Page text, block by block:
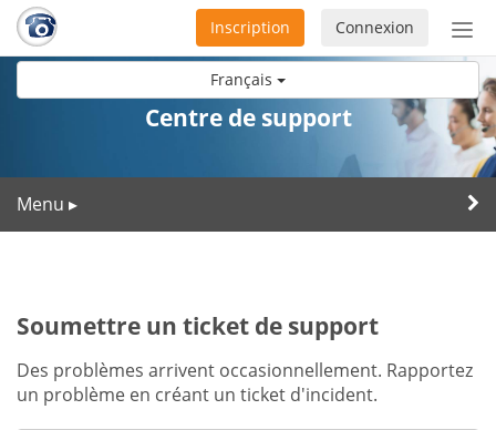
Français
ou
la
Connexion
Inscription
Centre de support
Menu ▸
Soumettre un ticket de support
Des problèmes arrivent occasionnellement. Rapportez
un problème en créant un ticket d'incident.